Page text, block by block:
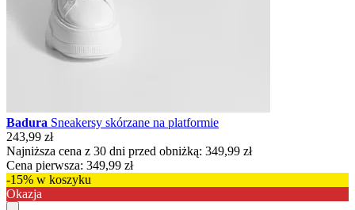
Badura Sneakersy skórzane na platformie
243,99 zł
Najniższa cena z 30 dni przed obniżką: 349,99 zł
Cena pierwsza: 349,99 zł
-15% w koszyku
Okazja